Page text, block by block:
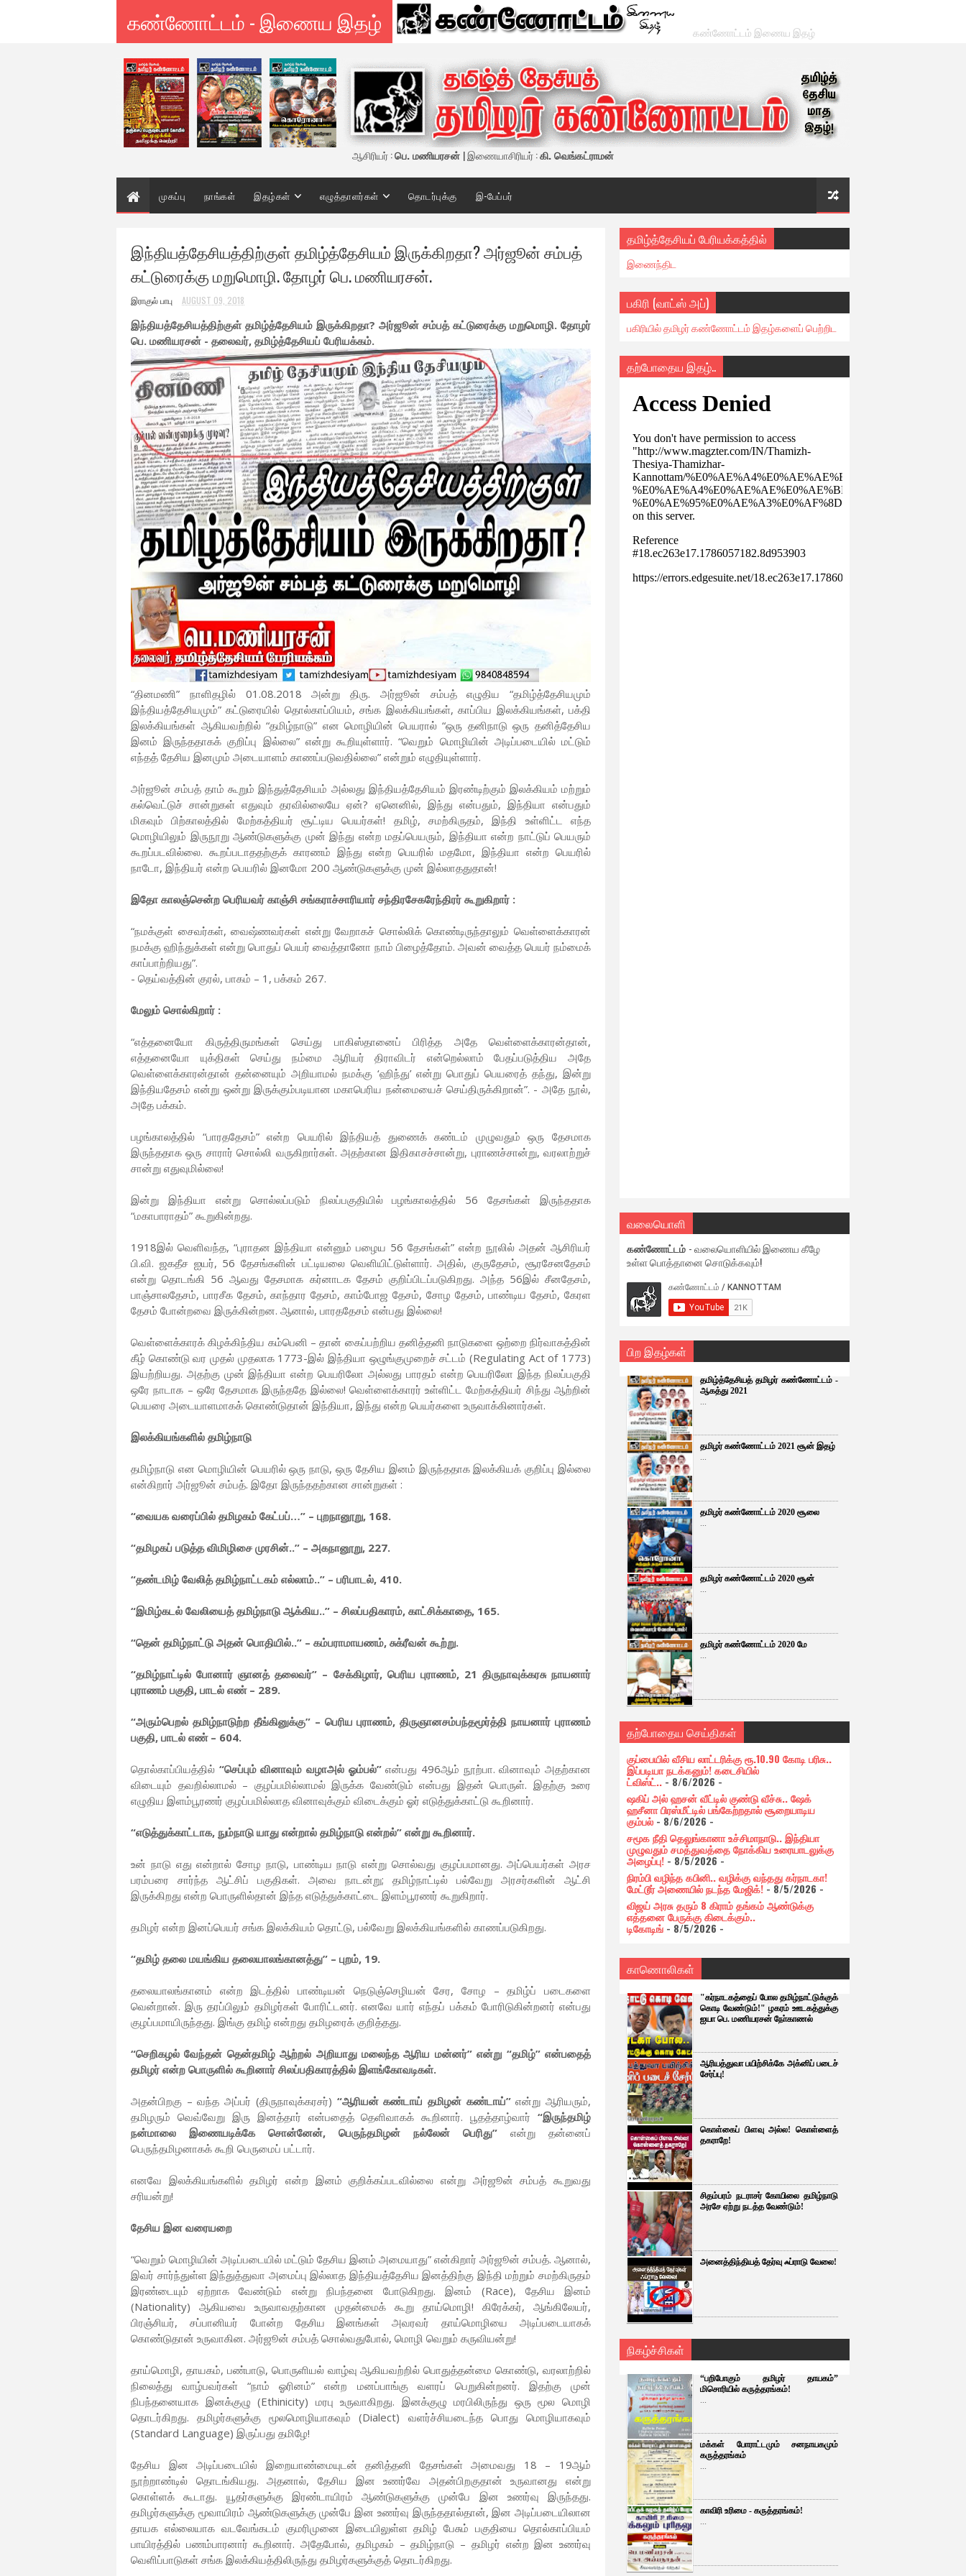
கண்ணோட்டம் - இணைய இதழ் கண்ணோட்டம் இணைய இதழ்
ஆசிரியர் :பெ. மணியரசன் | இணையாசிரியர் :கி. வெங்கட்ராமன்
முகப்பு நாங்கள் இதழ்கள் எழுத்தாளர்கள் தொடர்புக்கு இ-பேப்பர்
இந்தியத்தேசியத்திற்குள் தமிழ்த்தேசியம் இருக்கிறதா? அர்ஜூன் சம்பத்
கட்டுரைக்கு மறுமொழி. தோழர் பெ. மணியரசன்.
இராகுல் பாபு AUGUST 09, 2018
இந்தியத்தேசியத்திற்குள் தமிழ்த்தேசியம் இருக்கிறதா? அர்ஜூன் சம்பத் கட்டுரைக்கு மறுமொழி. தோழர்
பெ. மணியரசன் - தலைவர், தமிழ்த்தேசியப் பேரியக்கம்.
“தினமணி” நாளிதழில் 01.08.2018 அன்று திரு. அர்ஜூன் சம்பத் எழுதிய “தமிழ்த்தேசியமும்
இந்தியத்தேசியமும்” கட்டுரையில் தொல்காப்பியம், சங்க இலக்கியங்கள், காப்பிய இலக்கியங்கள், பக்தி
இலக்கியங்கள் ஆகியவற்றில் “தமிழ்நாடு” என மொழியின் பெயரால் “ஒரு தனிநாடு ஒரு தனித்தேசிய
இனம் இருந்ததாகக் குறிப்பு இல்லை” என்று கூறியுள்ளார். “வெறும் மொழியின் அடிப்படையில் மட்டும்
எந்தத் தேசிய இனமும் அடையாளம் காணப்படுவதில்லை” என்றும் எழுதியுள்ளார்.
அர்ஜூன் சம்பத் தாம் கூறும் இந்துத்தேசியம் அல்லது இந்தியத்தேசியம் இரண்டிற்கும் இலக்கியம் மற்றும்
கல்வெட்டுச் சான்றுகள் எதுவும் தரவில்லையே ஏன்? ஏனெனில், இந்து என்பதும், இந்தியா என்பதும்
மிகவும் பிற்காலத்தில் மேற்கத்தியர் சூட்டிய பெயர்கள்! தமிழ், சமற்கிருதம், இந்தி உள்ளிட்ட எந்த
மொழியிலும் இருநூறு ஆண்டுகளுக்கு முன் இந்து என்ற மதப்பெயரும், இந்தியா என்ற நாட்டுப் பெயரும்
கூறப்படவில்லை. கூறப்படாததற்குக் காரணம் இந்து என்ற பெயரில் மதமோ, இந்தியா என்ற பெயரில்
நாடோ, இந்தியர் என்ற பெயரில் இனமோ 200 ஆண்டுகளுக்கு முன் இல்லாததுதான்!
இதோ காலஞ்சென்ற பெரியவர் காஞ்சி சங்கராச்சாரியார் சந்திரசேகரேந்திரர் கூறுகிறார் :
“நமக்குள் சைவர்கள், வைஷ்ணவர்கள் என்று வேறாகச் சொல்லிக் கொண்டிருந்தாலும் வெள்ளைக்காரன்
நமக்கு ஹிந்துக்கள் என்று பொதுப் பெயர் வைத்தானோ நாம் பிழைத்தோம். அவன் வைத்த பெயர் நம்மைக்
காப்பாற்றியது”.
- தெய்வத்தின் குரல், பாகம் – 1, பக்கம் 267.
மேலும் சொல்கிறார் :
“எத்தனையோ கிருத்திருமங்கள் செய்து பாகிஸ்தானைப் பிரித்த அதே வெள்ளைக்காரன்தான்,
எத்தனையோ யுக்திகள் செய்து நம்மை ஆரியர் திராவிடர் என்றெல்லாம் பேதப்படுத்திய அதே
வெள்ளைக்காரன்தான் தன்னையும் அறியாமல் நமக்கு ‘ஹிந்து’ என்று பொதுப் பெயரைத் தந்து, இன்று
இந்தியதேசம் என்று ஒன்று இருக்கும்படியான மகாபெரிய நன்மையைச் செய்திருக்கிறான்”. - அதே நூல்,
அதே பக்கம்.
பழங்காலத்தில் “பாரததேசம்” என்ற பெயரில் இந்தியத் துணைக் கண்டம் முழுவதும் ஒரு தேசமாக
இருந்ததாக ஒரு சாரார் சொல்லி வருகிறார்கள். அதற்கான இதிகாசச்சான்று, புராணச்சான்று, வரலாற்றுச்
சான்று எதுவுமில்லை!
இன்று இந்தியா என்று சொல்லப்படும் நிலப்பகுதியில் பழங்காலத்தில் 56 தேசங்கள் இருந்ததாக
“மகாபாராதம்” கூறுகின்றது.
1918இல் வெளிவந்த, “புராதன இந்தியா என்னும் பழைய 56 தேசங்கள்” என்ற நூலில் அதன் ஆசிரியர்
பி.வி. ஜகதீச ஐயர், 56 தேசங்களின் பட்டியலை வெளியிட்டுள்ளார். அதில், குருதேசம், சூரசேனதேசம்
என்று தொடங்கி 56 ஆவது தேசமாக கர்னாடக தேசம் குறிப்பிடப்படுகிறது. அந்த 56இல் சீனதேசம்,
பாஞ்சாலதேசம், பாரசீக தேசம், காந்தார தேசம், காம்போஜ தேசம், சோழ தேசம், பாண்டிய தேசம், கேரள
தேசம் போன்றவை இருக்கின்றன. ஆனால், பாரததேசம் என்பது இல்லை!
வெள்ளைக்காரக் கிழக்கிந்திய கம்பெனி – தான் கைப்பற்றிய தனித்தனி நாடுகளை ஒற்றை நிர்வாகத்தின்
கீழ் கொண்டு வர முதல் முதலாக 1773-இல் இந்தியா ஒழுங்குமுறைச் சட்டம் (Regulating Act of 1773)
இயற்றியது. அதற்கு முன் இந்தியா என்ற பெயரிலோ அல்லது பாரதம் என்ற பெயரிலோ இந்த நிலப்பகுதி
ஒரே நாடாக – ஒரே தேசமாக இருந்ததே இல்லை! வெள்ளைக்காரர் உள்ளிட்ட மேற்கத்தியர் சிந்து ஆற்றின்
பெயரை அடையாளமாகக் கொண்டுதான் இந்தியா, இந்து என்ற பெயர்களை உருவாக்கினார்கள்.
இலக்கியங்களில் தமிழ்நாடு
தமிழ்நாடு என மொழியின் பெயரில் ஒரு நாடு, ஒரு தேசிய இனம் இருந்ததாக இலக்கியக் குறிப்பு இல்லை
என்கிறார் அர்ஜூன் சம்பத். இதோ இருந்ததற்கான சான்றுகள் :
“வையக வரைப்பில் தமிழகம் கேட்பப்…” – புறநானூறு, 168.
“தமிழகப் படுத்த விமிழிசை முரசின்..” – அகநானூறு, 227.
“தண்டமிழ் வேலித் தமிழ்நாட்டகம் எல்லாம்..” – பரிபாடல், 410.
“இமிழ்கடல் வேலியைத் தமிழ்நாடு ஆக்கிய..” – சிலப்பதிகாரம், காட்சிக்காதை, 165.
“தென் தமிழ்நாட்டு அதன் பொதியில்..” – கம்பராமாயணம், சுக்ரீவன் கூற்று.
“தமிழ்நாட்டில் போனார் ஞானத் தலைவர்” – சேக்கிழார், பெரிய புராணம், 21 திருநாவுக்கரசு நாயனார்
புராணம் பகுதி, பாடல் எண் – 289.
“அரும்பெறல் தமிழ்நாடுற்ற தீங்கினுக்கு” – பெரிய புராணம், திருஞானசம்பந்தமூர்த்தி நாயனார் புராணம்
பகுதி, பாடல் எண் – 604.
தொல்காப்பியத்தில் “செப்பும் வினாவும் வழாஅல் ஓம்பல்”என்பது 496ஆம் நூற்பா. வினாவும் அதற்கான
விடையும் தவறில்லாமல் – குழப்பமில்லாமல் இருக்க வேண்டும் என்பது இதன் பொருள். இதற்கு உரை
எழுதிய இளம்பூரணர் குழப்பமில்லாத வினாவுக்கும் விடைக்கும் ஓர் எடுத்துக்காட்டு கூறினார்.
“எடுத்துக்காட்டாக, நும்நாடு யாது என்றால் தமிழ்நாடு என்றல்” என்று கூறினார்.
உன் நாடு எது என்றால் சோழ நாடு, பாண்டிய நாடு என்று சொல்வது குழப்பமானது. அப்பெயர்கள் அரச
பரம்பரை சார்ந்த ஆட்சிப் பகுதிகள். அவை நாடன்று; தமிழ்நாட்டில் பல்வேறு அரசர்களின் ஆட்சி
இருக்கிறது என்ற பொருளில்தான் இந்த எடுத்துக்காட்டை இளம்பூரணர் கூறுகிறார்.
தமிழர் என்ற இனப்பெயர் சங்க இலக்கியம் தொட்டு, பல்வேறு இலக்கியங்களில் காணப்படுகிறது.
“தமிழ் தலை மயங்கிய தலையாலங்கானத்து” – புறம், 19.
தலையாலங்கானம் என்ற இடத்தில் பாண்டியன் நெடுஞ்செழியன் சேர, சோழ – தமிழ்ப் படைகளை
வென்றான். இரு தரப்பிலும் தமிழர்கள் போரிட்டனர். எனவே யார் எந்தப் பக்கம் போரிடுகின்றனர் என்பது
குழப்பமாயிருந்தது. இங்கு தமிழ் என்றது தமிழரைக் குறித்தது.
“செறிகழல் வேந்தன் தென்தமிழ் ஆற்றல் அறியாது மலைந்த ஆரிய மன்னர்” என்று “தமிழ்” என்பதைத்
தமிழர் என்ற பொருளில் கூறினார் சிலப்பதிகாரத்தில் இளங்கோவடிகள்.
அதன்பிறகு – வந்த அப்பர் (திருநாவுக்கரசர்) “ஆரியன் கண்டாய் தமிழன் கண்டாய்”என்று ஆரியரும்,
தமிழரும் வெவ்வேறு இரு இனத்தார் என்பதைத் தெளிவாகக் கூறினார். பூதத்தாழ்வார் “இருந்தமிழ்
நன்மாலை இணையடிக்கே சொன்னேன், பெருந்தமிழன் நல்லேன் பெரிது” என்று தன்னைப்
பெருந்தமிழனாகக் கூறி பெருமைப் பட்டார்.
எனவே இலக்கியங்களில் தமிழர் என்ற இனம் குறிக்கப்படவில்லை என்று அர்ஜூன் சம்பத் கூறுவது
சரியன்று!
தேசிய இன வரையறை
“வெறும் மொழியின் அடிப்படையில் மட்டும் தேசிய இனம் அமையாது” என்கிறார் அர்ஜூன் சம்பத். ஆனால்,
இவர் சார்ந்துள்ள இந்துத்துவா அமைப்பு இல்லாத இந்தியத்தேசிய இனத்திற்கு இந்தி மற்றும் சமற்கிருதம்
இரண்டையும் ஏற்றாக வேண்டும் என்று நிபந்தனை போடுகிறது. இனம் (Race), தேசிய இனம்
(Nationality) ஆகியவை உருவாவதற்கான முதன்மைக் கூறு தாய்மொழி! கிரேக்கர், ஆங்கிலேயர்,
பிரஞ்சியர், சப்பானியர் போன்ற தேசிய இனங்கள் அவரவர் தாய்மொழியை அடிப்படையாகக்
கொண்டுதான் உருவாகின. அர்ஜூன் சம்பத் சொல்வதுபோல், மொழி வெறும் கருவியன்று!
தாய்மொழி, தாயகம், பண்பாடு, பொருளியல் வாழ்வு ஆகியவற்றில் பொதுத்தன்மை கொண்டு, வரலாற்றில்
நிலைத்து வாழ்பவர்கள் “நாம் ஓரினம்” என்ற மனப்பாங்கு வளரப் பெறுகின்றனர். இதற்கு முன்
நிபந்தனையாக இனக்குழு (Ethinicity) மரபு உருவாகிறது. இனக்குழு மரபிலிருந்து ஒரு மூல மொழி
தொடர்கிறது. தமிழர்களுக்கு மூலமொழியாகவும் (Dialect) வளர்ச்சியடைந்த பொது மொழியாகவும்
(Standard Language) இருப்பது தமிழே!
தேசிய இன அடிப்படையில் இறையாண்மையுடன் தனித்தனி தேசங்கள் அமைவது 18 – 19ஆம்
நூற்றாண்டில் தொடங்கியது. அதனால், தேசிய இன உணர்வே அதன்பிறகுதான் உருவானது என்று
கொள்ளக் கூடாது. யூதர்களுக்கு இரண்டாயிரம் ஆண்டுகளுக்கு முன்பே இன உணர்வு இருந்தது.
தமிழர்களுக்கு மூவாயிரம் ஆண்டுகளுக்கு முன்பே இன உணர்வு இருந்ததால்தான், இன அடிப்படையிலான
தாயக எல்லையாக வடவேங்கடம் குமரிமுனை இடையிலுள்ள தமிழ் பேசும் பகுதியை தொல்காப்பியம்
பாயிரத்தில் பணம்பாரனார் கூறினார். அதேபோல், தமிழகம் – தமிழ்நாடு – தமிழர் என்ற இன உணர்வு
வெளிப்பாடுகள் சங்க இலக்கியத்திலிருந்து தமிழர்களுக்குத் தொடர்கிறது.
தமிழ்த்தேசியப் பேரியக்கத்தில்
இணைந்திட
பகிரி (வாட்ஸ் அப்)
பகிரியில் தமிழர் கண்ணோட்டம் இதழ்களைப் பெற்றிட
தற்போதைய இதழ்..
வலையொளி
கண்ணோட்டம் - வலையொளியில் இணைய கீழே
உள்ள பொத்தானை சொடுக்கவும்!
பிற இதழ்கள்
தமிழ்த்தேசியத் தமிழர் கண்ணோட்டம் -
ஆகத்து 2021
...
தமிழர் கண்ணோட்டம் 2021 சூன் இதழ்
...
தமிழர் கண்ணோட்டம் 2020 சூலை
...
தமிழர் கண்ணோட்டம் 2020 சூன்
...
தமிழர் கண்ணோட்டம் 2020 மே
...
தற்போதைய செய்திகள்
குப்பையில் வீசிய லாட்டரிக்கு ரூ.10.90 கோடி பரிசு..
இப்படியா நடக்கனும்! கடைசியில்
ட்விஸ்ட்.. - 8/6/2026 -
ஷகிப் அல் ஹசன் வீட்டில் குண்டு வீச்சு.. ஷேக்
ஹசீனா பிரஸ்மீட்டில் பங்கேற்றதால் சூறையாடிய
கும்பல் - 8/6/2026 -
சமூக நீதி தெலுங்கானா உச்சிமாநாடு.. இந்தியா
முழுவதும் சமத்துவத்தை நோக்கிய உரையாடலுக்கு
அழைப்பு! - 8/5/2026 -
நிரம்பி வழிந்த கபினி.. வழிக்கு வந்தது கர்நாடகா!
மேட்டூர் அணையில் நடந்த மேஜிக்!- 8/5/2026 -
விஜய் அரசு தரும் 8 கிராம் தங்கம் ஆண்டுக்கு
எத்தனை பேருக்கு கிடைக்கும்..
டிகோடிங் - 8/5/2026 -
காணொலிகள்
"கர்நாடகத்தைப் போல தமிழ்நாட்டுக்குக்
கொடி வேண்டும்!" ழகரம் ஊடகத்துக்கு
ஐயா பெ. மணியரசன் நோ்காணல்
ஆரியத்துவா பயிற்சிக்கே அக்னிப் படைச்
சேர்ப்பு!
கொள்கைப் பிளவு அல்ல! கொள்ளைத்
தகராறே!
சிதம்பரம் நடராசர் கோயிலை தமிழ்நாடு
அரசே ஏற்று நடத்த வேண்டும்!
அனைத்திந்தியத் தேர்வு ஃப்ராடு வேலை!
நிகழ்ச்சிகள்
“பறிபோகும் தமிழர் தாயகம்”
மிசொரியில் கருத்தரங்கம்!
...
மக்கள் போராட்டமும் சனநாயகமும்
கருத்தரங்கம்
...
காவிரி உரிமை - கருத்தரங்கம்!
...